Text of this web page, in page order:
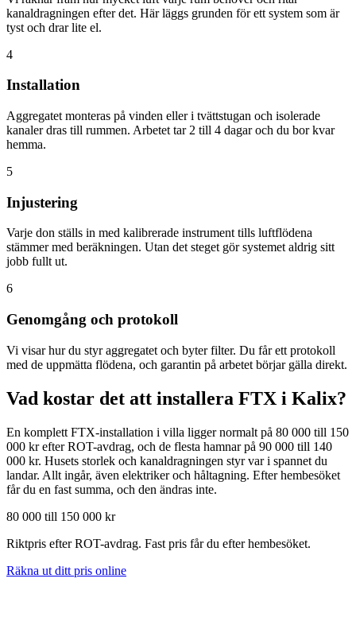
kanaldragningen efter det. Här läggs grunden för ett system som är
tyst och drar lite el.
4
Installation
Aggregatet monteras på vinden eller i tvättstugan och isolerade
kanaler dras till rummen. Arbetet tar 2 till 4 dagar och du bor kvar
hemma.
5
Injustering
Varje don ställs in med kalibrerade instrument tills luftflödena
stämmer med beräkningen. Utan det steget gör systemet aldrig sitt
jobb fullt ut.
6
Genomgång och protokoll
Vi visar hur du styr aggregatet och byter filter. Du får ett protokoll
med de uppmätta flödena, och garantin på arbetet börjar gälla direkt.
Vad kostar det att installera FTX i Kalix?
En komplett FTX-installation i villa ligger normalt på 80 000 till 150
000 kr efter ROT-avdrag, och de flesta hamnar på 90 000 till 140
000 kr. Husets storlek och kanaldragningen styr var i spannet du
landar. Allt ingår, även elektriker och håltagning. Efter hembesöket
får du en fast summa, och den ändras inte.
80 000 till 150 000 kr
Riktpris efter ROT-avdrag. Fast pris får du efter hembesöket.
Räkna ut ditt pris online